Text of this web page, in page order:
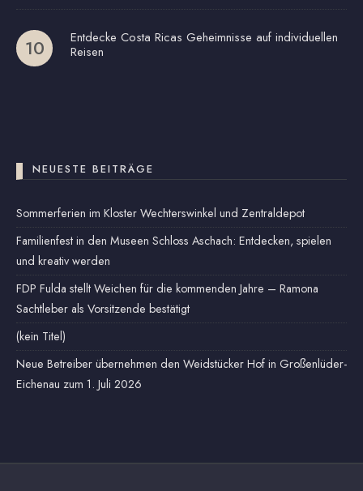
Entdecke Costa Ricas Geheimnisse auf individuellen
Reisen
NEUESTE BEITRÄGE
Sommerferien im Kloster Wechterswinkel und Zentraldepot
Familienfest in den Museen Schloss Aschach: Entdecken, spielen
und kreativ werden
FDP Fulda stellt Weichen für die kommenden Jahre – Ramona
Sachtleber als Vorsitzende bestätigt
(kein Titel)
Neue Betreiber übernehmen den Weidstücker Hof in Großenlüder-
Eichenau zum 1. Juli 2026